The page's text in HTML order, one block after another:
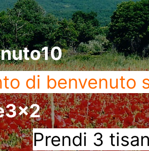
di benvenuto
Prendi 3